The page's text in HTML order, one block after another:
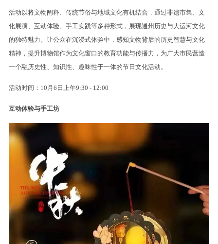
活动以将文物阐释、传统节俗与地域文化有机结合，通过非遗市集、文
化展演、互动体验、手工实践等多种形式，展现通州历史与大运河文化
的独特魅力。让公众在沉浸式体验中，感知文物背后的历史智慧与文化
精神，提升博物馆作为文化窗口的教育功能与传播力，为广大市民营造
一个融历史性、知识性、趣味性于一体的节日文化活动。
活动时间：10月6日上午9:30 - 12:00
互动体验与手工坊